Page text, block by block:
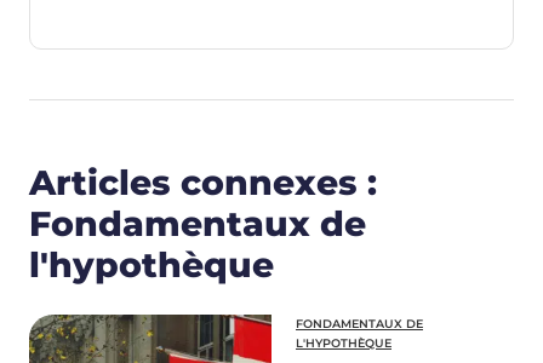
Articles connexes :
Fondamentaux de
l'hypothèque
FONDAMENTAUX DE
L'HYPOTHÈQUE